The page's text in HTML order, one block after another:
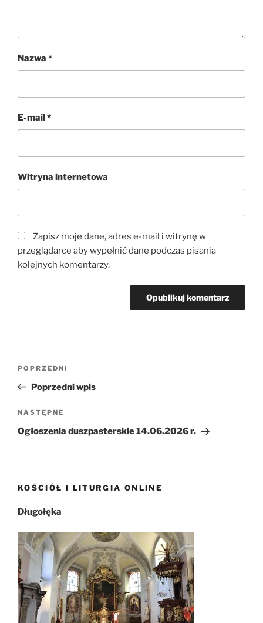
Nazwa *
E-mail *
Witryna internetowa
Zapisz moje dane, adres e-mail i witrynę w
przeglądarce aby wypełnić dane podczas pisania
kolejnych komentarzy.
Nawigacja
Poprzedni
wpis
POPRZEDNI
Poprzedni wpis
Następny
wpis
NASTĘPNE
Ogłoszenia duszpasterskie 14.06.2026 r.
KOŚCIÓŁ I LITURGIA ONLINE
Długołęka